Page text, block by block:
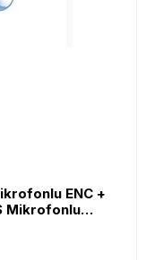
ENC +
Mikrofonlu